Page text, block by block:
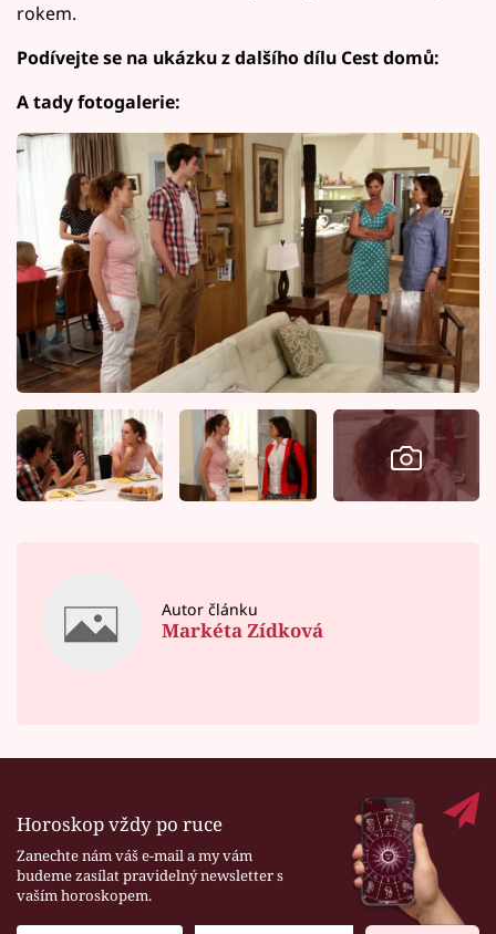
rokem.
Podívejte se na ukázku z dalšího dílu Cest domů:
A tady fotogalerie:
Autor článku
Markéta Zídková
Horoskop vždy po ruce
Zanechte nám váš e-mail a my vám
budeme zasílat pravidelný newsletter s
vaším horoskopem.